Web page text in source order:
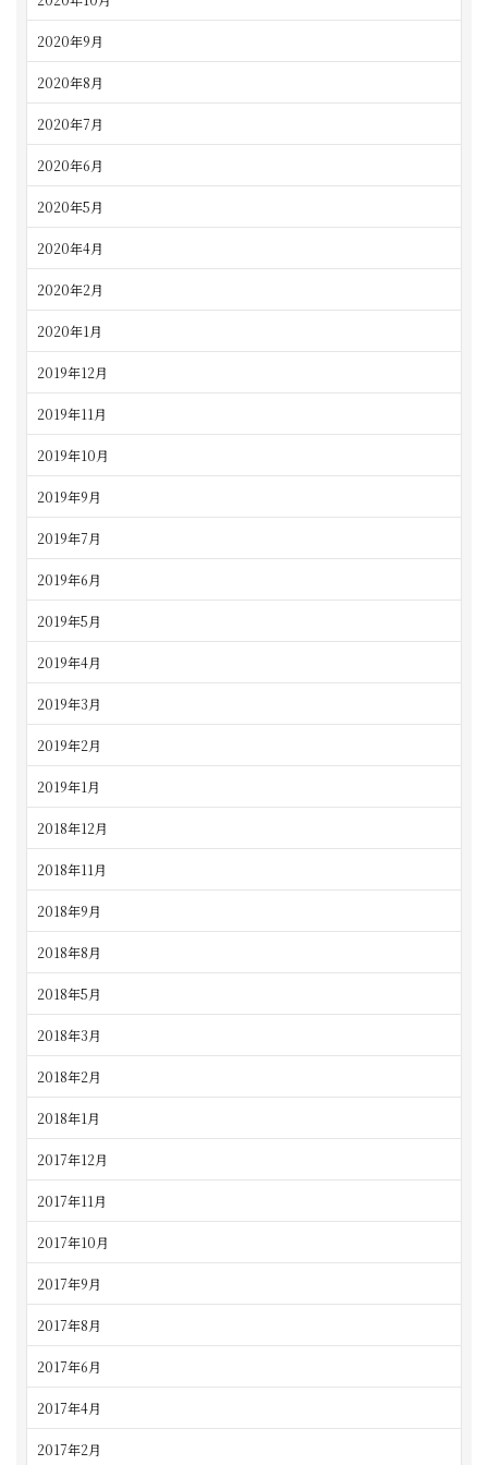
2020年9月
2020年8月
2020年7月
2020年6月
2020年5月
2020年4月
2020年2月
2020年1月
2019年12月
2019年11月
2019年10月
2019年9月
2019年7月
2019年6月
2019年5月
2019年4月
2019年3月
2019年2月
2019年1月
2018年12月
2018年11月
2018年9月
2018年8月
2018年5月
2018年3月
2018年2月
2018年1月
2017年12月
2017年11月
2017年10月
2017年9月
2017年8月
2017年6月
2017年4月
2017年2月